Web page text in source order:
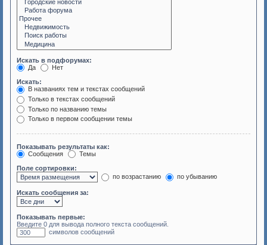
Искать в подфорумах:
Да
Нет
Искать:
В названиях тем и текстах сообщений
Только в текстах сообщений
Только по названию темы
Только в первом сообщении темы
Показывать результаты как:
Сообщения
Темы
Поле сортировки:
по возрастанию
по убыванию
Искать сообщения за:
Показывать первые:
Введите 0 для вывода полного текста сообщений.
символов сообщений